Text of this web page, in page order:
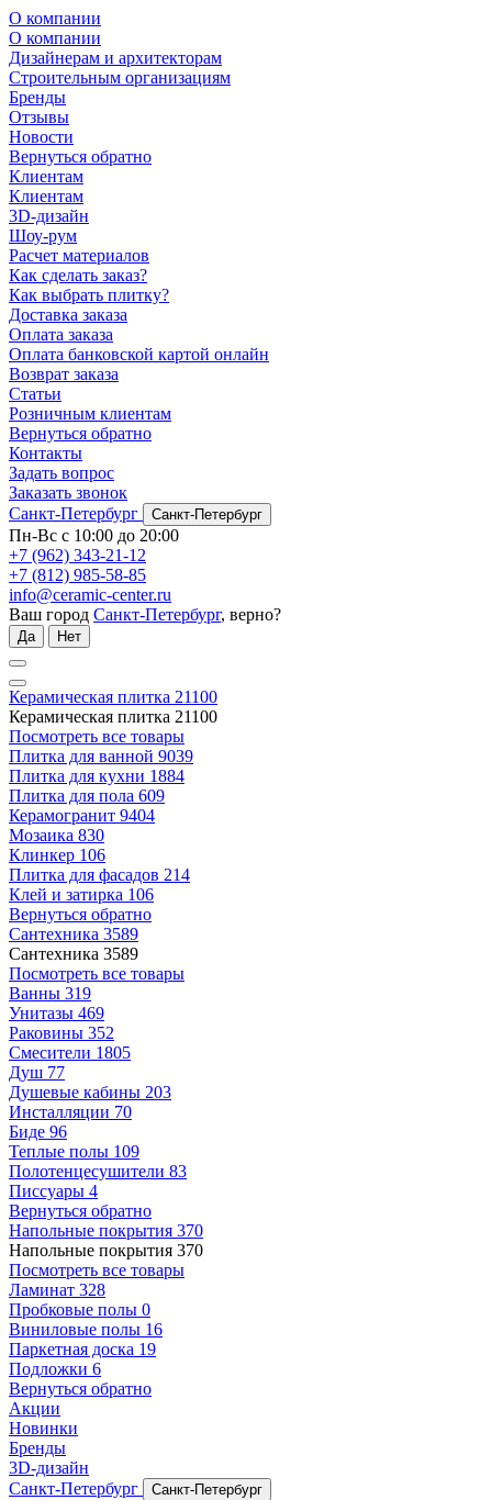
О компании
О компании
Дизайнерам и архитекторам
Строительным организациям
Бренды
Отзывы
Новости
Вернуться обратно
Клиентам
Клиентам
3D-дизайн
Шоу-рум
Расчет материалов
Как сделать заказ?
Как выбрать плитку?
Доставка заказа
Оплата заказа
Оплата банковской картой онлайн
Возврат заказа
Статьи
Розничным клиентам
Вернуться обратно
Контакты
Задать вопрос
Заказать звонок
Санкт-Петербург
Санкт-Петербург
Пн-Вс с 10:00 до 20:00
+7 (962) 343-21-12
+7 (812) 985-58-85
info@ceramic-center.ru
Ваш город Санкт-Петербург, верно?
Да Нет
Керамическая плитка 21100
Керамическая плитка 21100
Посмотреть все товары
Плитка для ванной 9039
Плитка для кухни 1884
Плитка для пола 609
Керамогранит 9404
Мозаика 830
Клинкер 106
Плитка для фасадов 214
Клей и затирка 106
Вернуться обратно
Сантехника 3589
Сантехника 3589
Посмотреть все товары
Ванны 319
Унитазы 469
Раковины 352
Смесители 1805
Душ 77
Душевые кабины 203
Инсталляции 70
Биде 96
Теплые полы 109
Полотенцесушители 83
Писсуары 4
Вернуться обратно
Напольные покрытия 370
Напольные покрытия 370
Посмотреть все товары
Ламинат 328
Пробковые полы 0
Виниловые полы 16
Паркетная доска 19
Подложки 6
Вернуться обратно
Акции
Новинки
Бренды
3D-дизайн
Санкт-Петербург
Санкт-Петербург